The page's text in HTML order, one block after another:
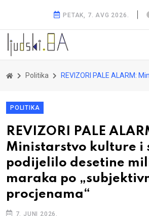
PETAK, 7. AVG 2026.
Politika REVIZORI PALE ALARM: Ministarstvo kulture i sporta podijelilo desetine miliona maraka po „subjektivnim
POLITIKA
REVIZORI PALE
Ministarstvo kulture i
podijelilo desetine
maraka po
procjenama“
7. JUNI 2026.